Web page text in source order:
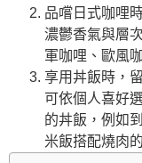
品嚐日式咖哩
濃鬱香氣與層
軍咖哩、歐風
享用丼飯時，
可依個人喜好
的丼飯，例如
米飯搭配燒肉